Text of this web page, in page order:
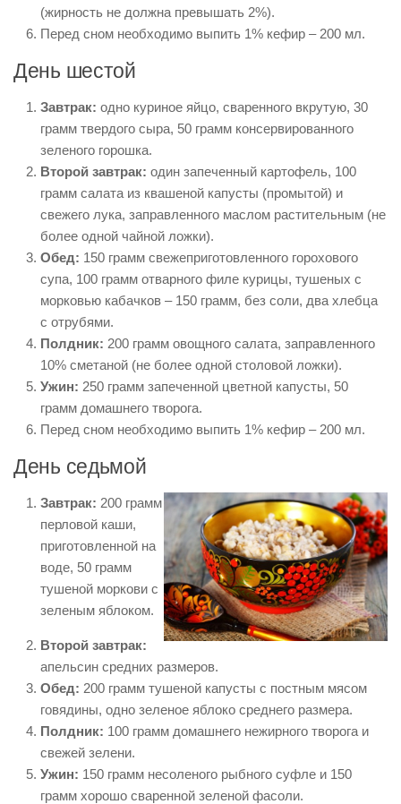
(жирность не должна превышать 2%).
Перед сном необходимо выпить 1% кефир – 200 мл.
День шестой
Завтрак: одно куриное яйцо, сваренного вкрутую, 30
грамм твердого сыра, 50 грамм консервированного
зеленого горошка.
Второй завтрак: один запеченный картофель, 100
грамм салата из квашеной капусты (промытой) и
свежего лука, заправленного маслом растительным (не
более одной чайной ложки).
Обед: 150 грамм свежеприготовленного горохового
супа, 100 грамм отварного филе курицы, тушеных с
морковью кабачков – 150 грамм, без соли, два хлебца
с отрубями.
Полдник: 200 грамм овощного салата, заправленного
10% сметаной (не более одной столовой ложки).
Ужин: 250 грамм запеченной цветной капусты, 50
грамм домашнего творога.
Перед сном необходимо выпить 1% кефир – 200 мл.
День седьмой
Завтрак: 200 грамм
перловой каши,
приготовленной на
воде, 50 грамм
тушеной моркови с
зеленым яблоком.
Второй завтрак:
апельсин средних размеров.
Обед: 200 грамм тушеной капусты с постным мясом
говядины, одно зеленое яблоко среднего размера.
Полдник: 100 грамм домашнего нежирного творога и
свежей зелени.
Ужин: 150 грамм несоленого рыбного суфле и 150
грамм хорошо сваренной зеленой фасоли.